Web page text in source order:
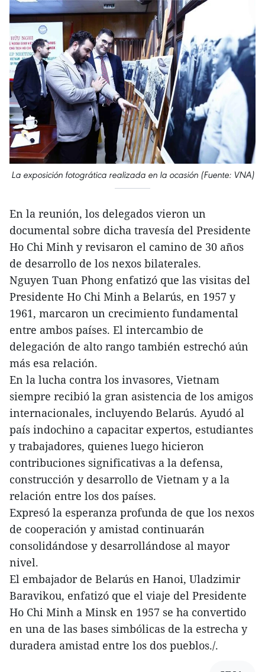
La exposición fotogrática realizada en la ocasión (Fuente: VNA)
En la reunión, los delegados vieron un
documental sobre dicha travesía del Presidente
Ho Chi Minh y revisaron el camino de 30 años
de desarrollo de los nexos bilaterales.
Nguyen Tuan Phong enfatizó que las visitas del
Presidente Ho Chi Minh a Belarús, en 1957 y
1961, marcaron un crecimiento fundamental
entre ambos países. El intercambio de
delegación de alto rango también estrechó aún
más esa relación.
En la lucha contra los invasores, Vietnam
siempre recibió la gran asistencia de los amigos
internacionales, incluyendo Belarús. Ayudó al
país indochino a capacitar expertos, estudiantes
y trabajadores, quienes luego hicieron
contribuciones significativas a la defensa,
construcción y desarrollo de Vietnam y a la
relación entre los dos países.
Expresó la esperanza profunda de que los nexos
de cooperación y amistad continuarán
consolidándose y desarrollándose al mayor
nivel.
El embajador de Belarús en Hanoi, Uladzimir
Baravikou, enfatizó que el viaje del Presidente
Ho Chi Minh a Minsk en 1957 se ha convertido
en una de las bases simbólicas de la estrecha y
duradera amistad entre los dos pueblos./.